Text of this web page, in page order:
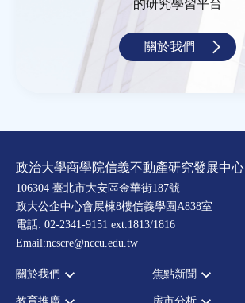
的研究學習平台
關於我們
政治大學商學院信義不動產研究發展中心
106304 臺北市大安區金華街187號
政大公企中心會展棟8樓信義學園A838室
電話: 02-2341-9151 ext.1813/1816
Email:ncscre@nccu.edu.tw
關於我們 焦點新聞